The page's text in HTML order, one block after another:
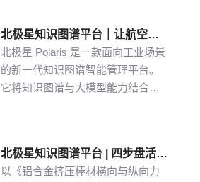
北极星知识图谱平台｜让航空发动机叶片知识“连”起来
北极星 Polaris 是一款面向工业场景
的新一代知识图谱智能管理平台。
它将知识图谱与大模型能力结合，
北极星知识图谱平台 | 四步盘活航空材料全量文献
以《铝合金挤压棒材横向与纵向力